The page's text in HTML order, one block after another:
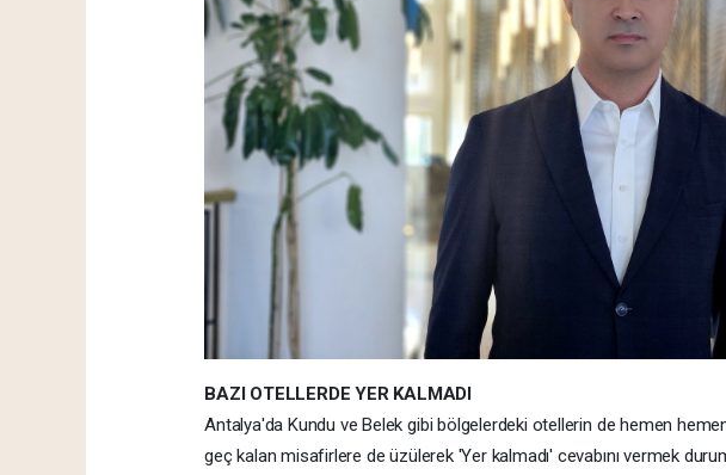
BAZI OTELLERDE YER KALMADI
Antalya'da Kundu ve Belek gibi bölgelerdeki otellerin de hemen
geç kalan misafirlere de üzülerek 'Yer kalmadı' cevabını vermek